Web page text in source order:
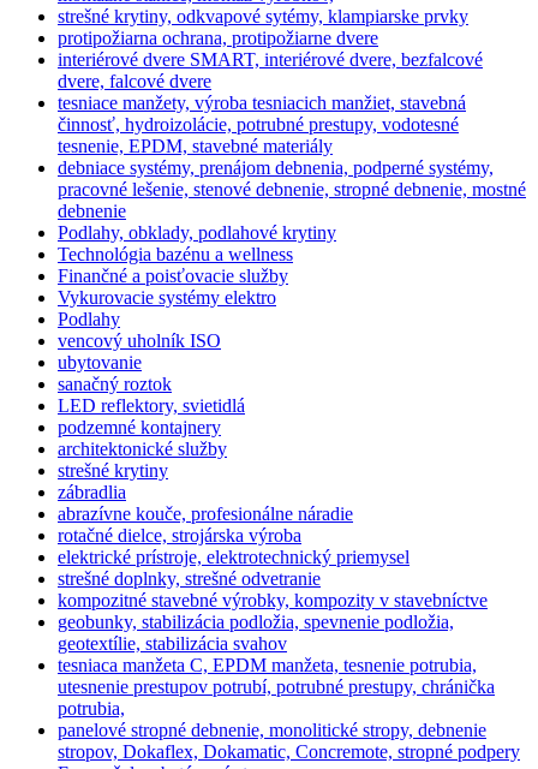
strešné krytiny, odkvapové sytémy, klampiarske prvky
protipožiarna ochrana, protipožiarne dvere
interiérové dvere SMART, interiérové dvere, bezfalcové
dvere, falcové dvere
tesniace manžety, výroba tesniacich manžiet, stavebná
činnosť, hydroizolácie, potrubné prestupy, vodotesné
tesnenie, EPDM, stavebné materiály
debniace systémy, prenájom debnenia, podperné systémy,
pracovné lešenie, stenové debnenie, stropné debnenie, mostné
debnenie
Podlahy, obklady, podlahové krytiny
Technológia bazénu a wellness
Finančné a poisťovacie služby
Vykurovacie systémy elektro
Podlahy
vencový uholník ISO
ubytovanie
sanačný roztok
LED reflektory, svietidlá
podzemné kontajnery
architektonické služby
strešné krytiny
zábradlia
abrazívne kouče, profesionálne náradie
rotačné dielce, strojárska výroba
elektrické prístroje, elektrotechnický priemysel
strešné doplnky, strešné odvetranie
kompozitné stavebné výrobky, kompozity v stavebníctve
geobunky, stabilizácia podložia, spevnenie podložia,
geotextílie, stabilizácia svahov
tesniaca manžeta C, EPDM manžeta, tesnenie potrubia,
utesnenie prestupov potrubí, potrubné prestupy, chránička
potrubia,
panelové stropné debnenie, monolitické stropy, debnenie
stropov, Dokaflex, Dokamatic, Concremote, stropné podpery